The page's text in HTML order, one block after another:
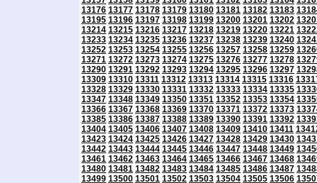
13176 13177 13178 13179 13180 13181 13182 13183
13195 13196 13197 13198 13199 13200 13201 13202
13214 13215 13216 13217 13218 13219 13220 13221
13233 13234 13235 13236 13237 13238 13239 13240
13252 13253 13254 13255 13256 13257 13258 13259
13271 13272 13273 13274 13275 13276 13277 13278
13290 13291 13292 13293 13294 13295 13296 13297
13309 13310 13311 13312 13313 13314 13315 13316
13328 13329 13330 13331 13332 13333 13334 13335
13347 13348 13349 13350 13351 13352 13353 13354
13366 13367 13368 13369 13370 13371 13372 13373
13385 13386 13387 13388 13389 13390 13391 13392
13404 13405 13406 13407 13408 13409 13410 13411
13423 13424 13425 13426 13427 13428 13429 13430
13442 13443 13444 13445 13446 13447 13448 13449
13461 13462 13463 13464 13465 13466 13467 13468
13480 13481 13482 13483 13484 13485 13486 13487
13499 13500 13501 13502 13503 13504 13505 13506